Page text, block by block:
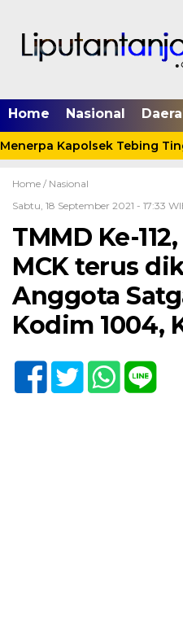
Home Nasional
Kapolsek Tebing
Home / Nasional
Sabtu, 18 September 2021 - 17:33
TMMD Ke-
MCK terus
Anggota
Kodim 1004,